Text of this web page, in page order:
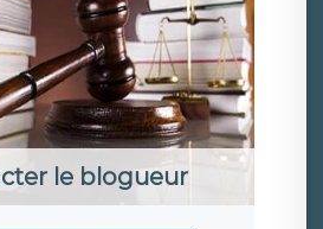
le blogueur